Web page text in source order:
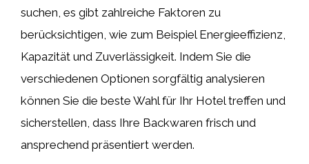
suchen, es gibt zahlreiche Faktoren zu
berücksichtigen, wie zum Beispiel Energieeffizienz,
Kapazität und Zuverlässigkeit. Indem Sie die
verschiedenen Optionen sorgfältig analysieren
können Sie die beste Wahl für Ihr Hotel treffen und
sicherstellen, dass Ihre Backwaren frisch und
ansprechend präsentiert werden.